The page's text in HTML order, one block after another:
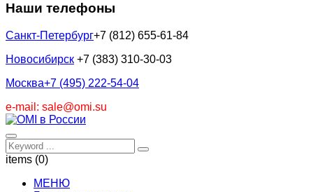
Наши телефоны
Санкт-Петербург+7 (812) 655-61-84
Новосибирск +7 (383) 310-30-03
Москва+7 (495) 222-54-04
e-mail: sale@omi.su
items (0)
МЕНЮ